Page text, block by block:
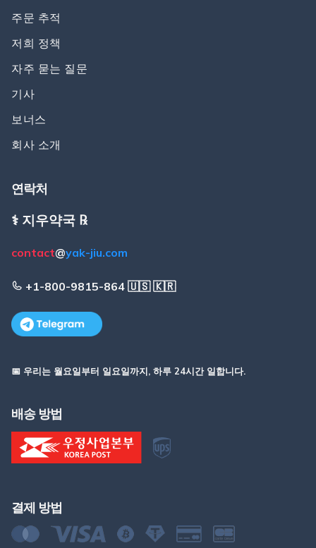
주문 추적
저희 정책
자주 묻는 질문
기사
보너스
회사 소개
연락처
⚕️ 지우약국 ℞
contact@yak-jiu.com
+1-800-9815-864 🇺🇸 🇰🇷
📅 우리는 월요일부터 일요일까지, 하루 24시간 일합니다.
배송 방법
결제 방법